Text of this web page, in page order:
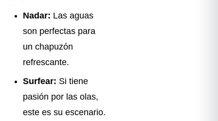
Nadar: Las aguas
son perfectas para
un chapuzón
refrescante.
Surfear: Si tiene
pasión por las olas,
este es su escenario.